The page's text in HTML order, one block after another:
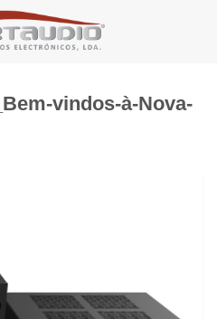
vindos-à-Nova-